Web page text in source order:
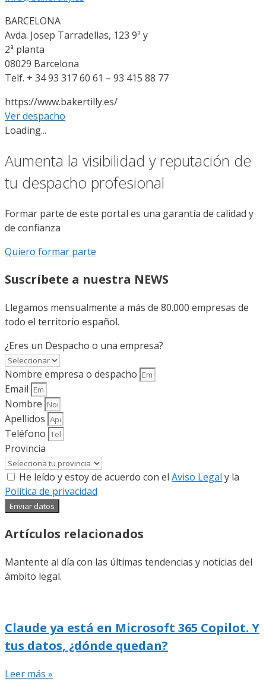
BARCELONA
Avda. Josep Tarradellas, 123 9ª y
2ª planta
08029 Barcelona
Telf. + 34 93 317 60 61 – 93 415 88 77
https://www.bakertilly.es/
Ver despacho
Loading...
Aumenta la visibilidad y reputación de
tu despacho profesional
Formar parte de este portal es una garantía de calidad y
de confianza
Quiero formar parte
Suscríbete a nuestra NEWS
Llegamos mensualmente a más de 80.000 empresas de
todo el territorio español.
¿Eres un Despacho o una empresa?
Nombre empresa o despacho
Email
Nombre
Apellidos
Teléfono
Provincia
He leído y estoy de acuerdo con el Aviso Legal y la
Política de privacidad
Enviar datos
Artículos relacionados
Mantente al día con las últimas tendencias y noticias del
ámbito legal.
Claude ya está en Microsoft 365 Copilot. Y
tus datos, ¿dónde quedan?
Leer más »